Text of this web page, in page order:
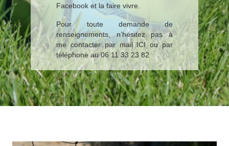
Facebook et la faire vivre.
Pour toute demande de
renseignements, n’hésitez pas à
me contacter par mailICIou par
téléphone au 06 11 33 23 82